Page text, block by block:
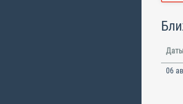
Даты
06